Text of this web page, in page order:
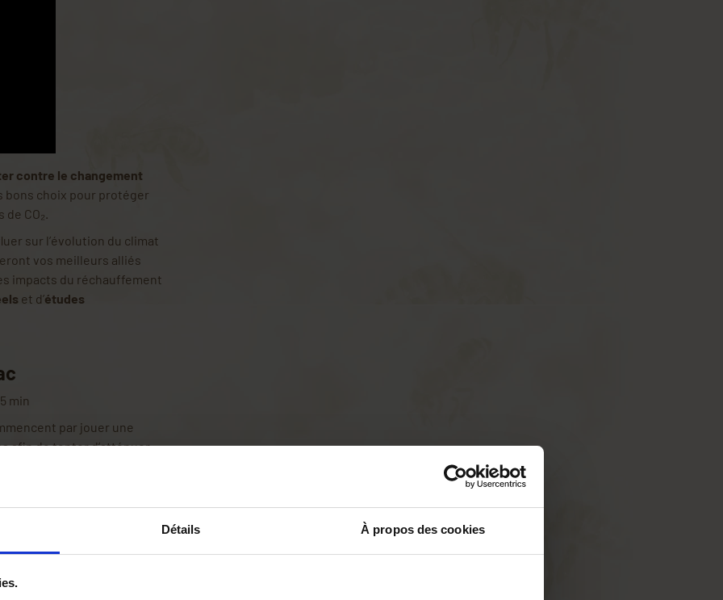
Détails À propos des cookies
contre le changement
bons choix pour protéger
CO₂.
sur l’évolution du climat
vos meilleurs alliés
impacts du réchauffement
et d’études
min
par jouer une
afin de tenter d’atténuer
alors à eux :
mettre en place une
proposent des actions
décider de réaliser un
! S’il ne réussit pas